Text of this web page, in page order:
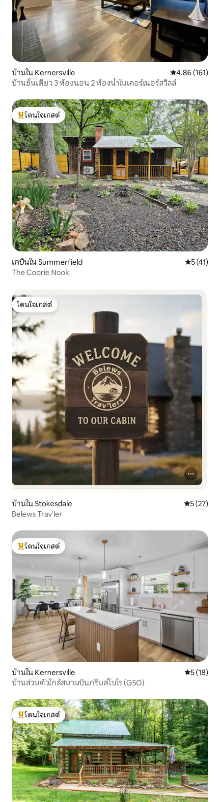
บ้านใน Kernersville คะแนนเฉลี่ย
4.86 (161)
บ้านชั้นเดียว 3 ห้องนอน 2 ห้องน้ำในเคอร์เนอร์สวิลล์
โดนใจเกสต์ที่สุด
โดนใจเกสต์
เคบินใน Summerfield คะแนนเฉ
5 (41)
The Coorie Nook
โดนใจเกสต์
โดนใจเกสต์
บ้านใน Stokesdale คะแนนเฉลี่
5 (27)
Belews Trav'ler
โดนใจเกสต์ที่สุด
โดนใจเกสต์
บ้านใน Kernersville คะแนนเฉลี่
5 (18)
บ้านส่วนตัวใกล้สนามบินกรีนส์โบโร (GSO)
โดนใจเกสต์ที่สุด
โดนใจเกสต์